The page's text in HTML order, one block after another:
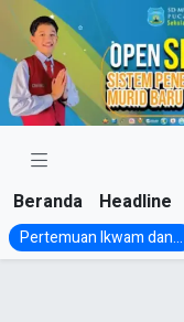
Skip
content
Beranda Headline
Pertemuan Ikwam dan...